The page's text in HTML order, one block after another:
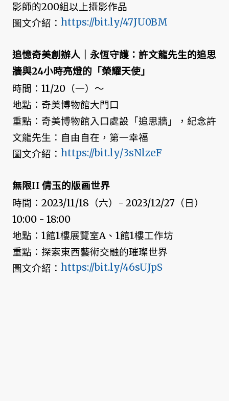
影師的200組以上攝影作品
圖文介紹： https://bit.ly/47JU0BM
追憶奇美創辦人｜永恆守護：許文龍先生的追思
牆與24小時亮燈的「榮耀天使」
時間：11/20（一）～
地點：奇美博物館大門口
重點：奇美博物館入口處設「追思牆」，紀念許
文龍先生：自由自在，第一幸福
圖文介紹： https://bit.ly/3sNlzeF
無限II 倩玉的版画世界
時間：2023/11/18（六）- 2023/12/27（日）
10:00 - 18:00
地點：1館1樓展覽室A、1館1樓工作坊
重點：探索東西藝術交融的璀璨世界
圖文介紹： https://bit.ly/46sUJpS